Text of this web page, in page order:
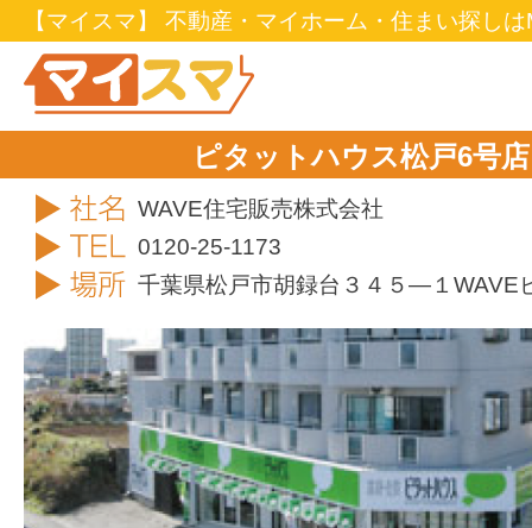
【マイスマ】 不動産・マイホーム・住まい探し
ピタットハウス松戸6
社名
WAVE住宅販売株式会社
TEL
0120-25-1173
住所
千葉県松戸市胡録台３４５―１WAVE